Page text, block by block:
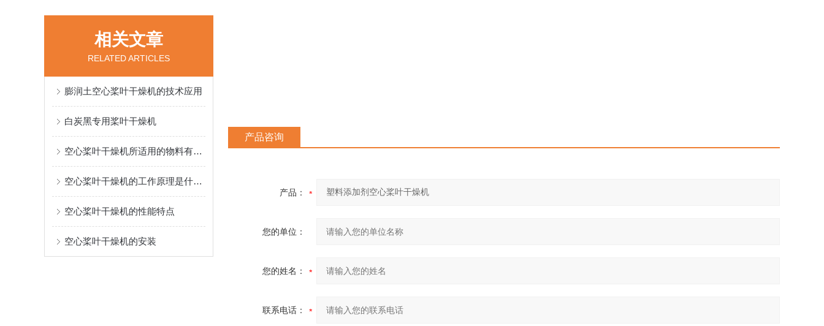
相关文章
RELATED ARTICLES
膨润土空心桨叶干燥机的技术应用
白炭黑专用桨叶干燥机
空心桨叶干燥机所适用的物料有哪些？
空心桨叶干燥机的工作原理是什么？
空心桨叶干燥机的性能特点
空心桨叶干燥机的安装
产品咨询
产品：
您的单位：
您的姓名：
联系电话：